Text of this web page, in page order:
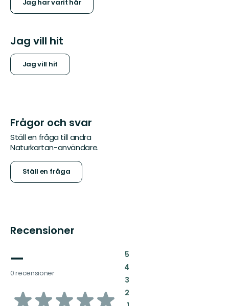
Jag har varit här
Jag vill hit
Jag vill hit
Frågor och svar
Ställ en fråga till andra
Naturkartan-användare.
Ställ en fråga
Recensioner
—
0 recensioner
av
5:
4:
3:
2: